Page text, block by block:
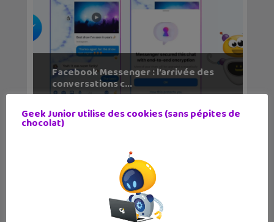
Facebook Messenger : l’arrivée des
conversations c...
Geek Junior utilise des cookies (sans pépites de
chocolat)